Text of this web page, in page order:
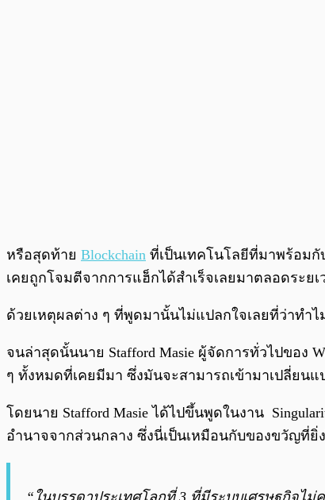
หรือสุดท้าย Blockchain ที่เป็นเทคโนโลยีที่มาพร้อมกั
เคยถูกโจมตีจากการแฮ็กได้สำเร็จเลยมาตลอดระยเ
ด้วยเหตุผลต่าง ๆ ที่พูดมานั้นไม่แปลกใจเลยที่ว่าทำ
จนล่าสุดนั้นนาย Stafford Masie ผู้จัดการทั่วไปของ
ๆ ทั้งหมดที่เคยมีมา ซึ่งมันจะสามารถเข้ามาเปลี่ยน
โดยนาย Stafford Masie ได้ไปขึ้นพูดในงาน
อำนาจจากส่วนกลาง ซึ่งนี่เป็นเหมือนกับของขวัญที่ยิ่